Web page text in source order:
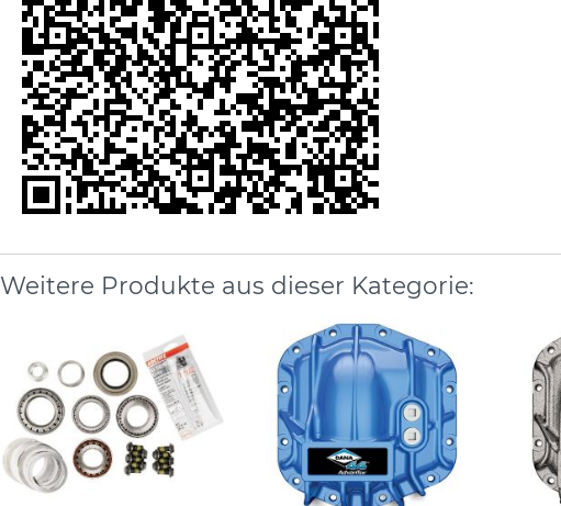
Weitere Produkte aus dieser Kategorie: